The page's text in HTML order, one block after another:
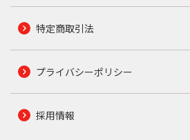
特定商取引法
プライバシーポリシー
採用情報